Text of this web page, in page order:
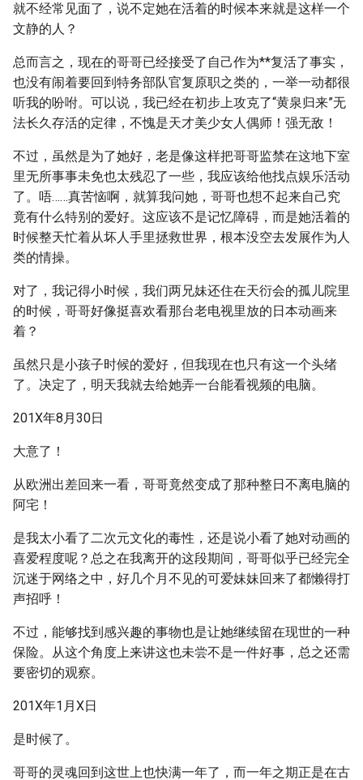
就不经常见面了，说不定她在活着的时候本来就是这样一个
文静的人？
总而言之，现在的哥哥已经接受了自己作为**复活了事实，
也没有闹着要回到特务部队官复原职之类的，一举一动都很
听我的吩咐。可以说，我已经在初步上攻克了“黄泉归来”无
法长久存活的定律，不愧是天才美少女人偶师！强无敌！
不过，虽然是为了她好，老是像这样把哥哥监禁在这地下室
里无所事事未免也太残忍了一些，我应该给他找点娱乐活动
了。唔……真苦恼啊，就算我问她，哥哥也想不起来自己究
竟有什么特别的爱好。这应该不是记忆障碍，而是她活着的
时候整天忙着从坏人手里拯救世界，根本没空去发展作为人
类的情操。
对了，我记得小时候，我们两兄妹还住在天衍会的孤儿院里
的时候，哥哥好像挺喜欢看那台老电视里放的日本动画来
着？
虽然只是小孩子时候的爱好，但我现在也只有这一个头绪
了。决定了，明天我就去给她弄一台能看视频的电脑。
201X年8月30日
大意了！
从欧洲出差回来一看，哥哥竟然变成了那种整日不离电脑的
阿宅！
是我太小看了二次元文化的毒性，还是说小看了她对动画的
喜爱程度呢？总之在我离开的这段期间，哥哥似乎已经完全
沉迷于网络之中，好几个月不见的可爱妹妹回来了都懒得打
声招呼！
不过，能够找到感兴趣的事物也是让她继续留在现世的一种
保险。从这个角度上来讲这也未尝不是一件好事，总之还需
要密切的观察。
201X年1月X日
是时候了。
哥哥的灵魂回到这世上也快满一年了，而一年之期正是在古